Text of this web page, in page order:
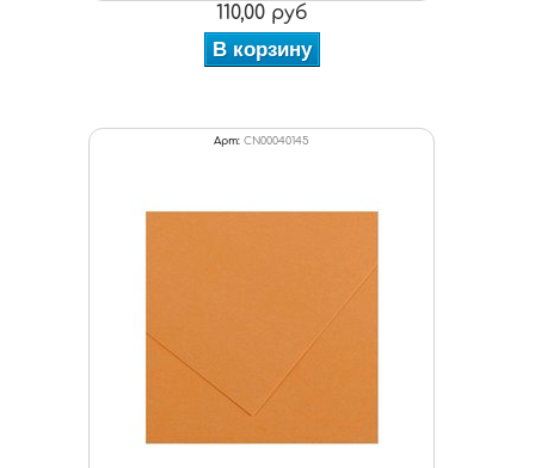
110,00 руб
В корзину
Арт: CN00040145